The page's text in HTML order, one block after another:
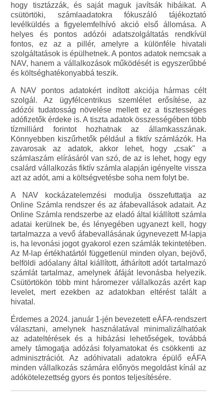
hogy tisztázzák, és saját maguk javítsák hibáikat. A
csütörtöki, számlaadatokra fókuszáló tájékoztató
levélküldés a figyelemfelhívó akció első állomása. A
helyes és pontos adózói adatszolgáltatás rendkívül
fontos, ez az a pillér, amelyre a különféle hivatali
szolgáltatások is épülhetnek. A pontos adatok nemcsak a
NAV, hanem a vállalkozások működését is egyszerűbbé
és költséghatékonyabbá teszik.
A NAV pontos adatokért indított akciója hármas célt
szolgál. Az ügyfélcentrikus szemlélet erősítése, az
adózói tudatosság növelése mellett ez a tisztességes
adófizetők érdeke is. A tiszta adatok összességében több
tízmilliárd forintot hozhatnak az államkasszának.
Könnyebben kiszűrhetők például a fiktív számlázók. Ha
zavarosak az adatok, akkor lehet, hogy „csak" a
számlaszám elírásáról van szó, de az is lehet, hogy egy
csalárd vállalkozás fiktív számla alapján igényelte vissza
azt az adót, ami a költségvetésbe soha nem folyt be.
A NAV kockázatelemzési modulja összefuttatja az
Online Számla rendszer és az áfabevallások adatait. Az
Online Számla rendszerbe az eladó által kiállított számla
adatai kerülnek be, és lényegében ugyanezt kell, hogy
tartalmazza a vevő áfabevallásának úgynevezett M-lapja
is, ha levonási jogot gyakorol ezen számlák tekintetében.
Az M-lap értékhatártól függetlenül minden olyan, bejövő,
belföldi adóalany által kiállított, áthárított adót tartalmazó
számlát tartalmaz, amelynek áfáját levonásba helyezik.
Csütörtökön több mint háromezer vállalkozás azért kap
levelet, mert ezekben az adatokban eltérést talált a
hivatal.
Érdemes a 2024. január 1-jén bevezetett eÁFA-rendszert
választani, amelynek használatával minimalizálhatóak
az adateltérések és a hibázási lehetőségek, továbbá
amely támogatja adózási folyamatokat és csökkenti az
adminisztrációt. Az adóhivatali adatokra épülő eÁFA
minden vállalkozás számára előnyös megoldást kínál az
adókötelezettség gyors és pontos teljesítésére.